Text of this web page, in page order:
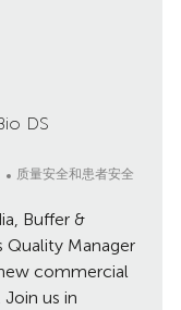
Quality Manager
DS
类
质量安全和患者安全
Buffer &
Quality Manager
commercial
us in